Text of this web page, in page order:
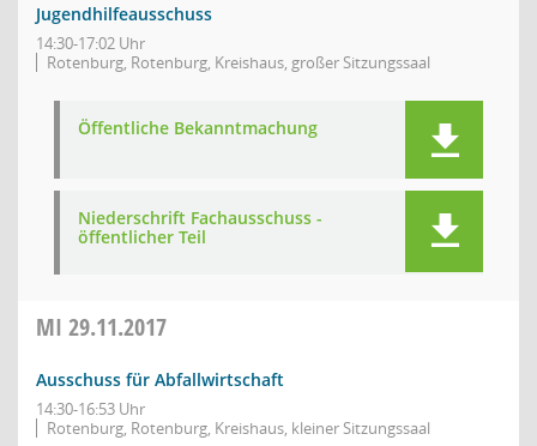
Jugendhilfeausschuss
14:30-17:02 Uhr
Rotenburg, Rotenburg, Kreishaus, großer Sitzungssaal
Öffentliche Bekanntmachung
Niederschrift Fachausschuss -
öffentlicher Teil
MI 29.11.2017
Ausschuss für Abfallwirtschaft
14:30-16:53 Uhr
Rotenburg, Rotenburg, Kreishaus, kleiner Sitzungssaal